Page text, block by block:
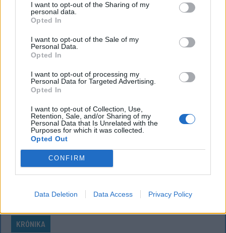
I want to opt-out of the Sharing of my
personal data.
Opted In
I want to opt-out of the Sale of my
Personal Data.
Opted In
I want to opt-out of processing my
Personal Data for Targeted Advertising.
Opted In
I want to opt-out of Collection, Use,
Retention, Sale, and/or Sharing of my
Personal Data that Is Unrelated with the
Purposes for which it was collected.
Opted Out
CONFIRM
Data Deletion Data Access Privacy Policy
délután súlyos konfliktus alakult ki Csatószegen egy
elsőbbségadási vita nyomán.
KRÓNIKA